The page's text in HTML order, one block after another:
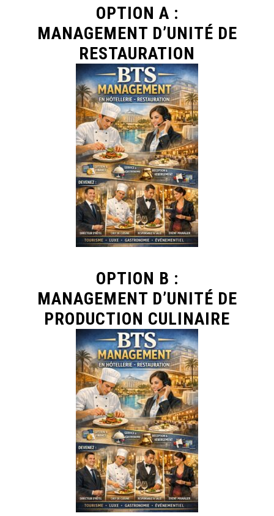
OPTION A :
MANAGEMENT D’UNITÉ DE
RESTAURATION
OPTION B :
MANAGEMENT D’UNITÉ DE
PRODUCTION CULINAIRE